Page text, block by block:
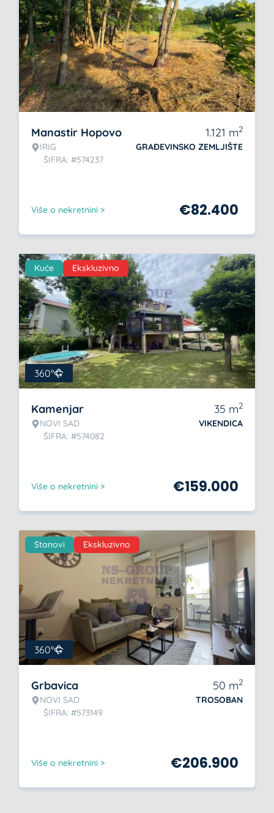
Manastir Hopovo
IRIG
ŠIFRA: #574237
1.121 m2
GRAĐEVINSKO ZEMLJIŠTE
Više o nekretnini > €82.400
Kuće Ekskluzivno
360°
Kamenjar
NOVI SAD
ŠIFRA: #574082
35 m2
VIKENDICA
Više o nekretnini > €159.000
Stanovi Ekskluzivno
360°
Grbavica
NOVI SAD
ŠIFRA: #573149
50 m2
TROSOBAN
Više o nekretnini > €206.900